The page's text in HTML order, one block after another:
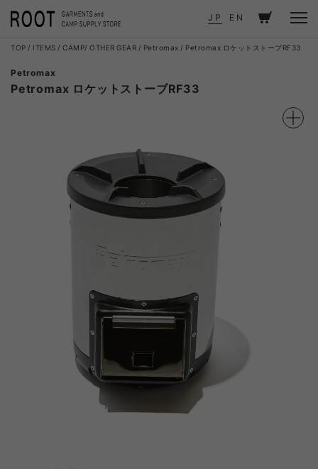
JP EN
TOP ITEMS CAMP OTHER GEAR Petromax Petromax ロケットストーブRF33
Petromax
Petromax ロケットストーブRF33